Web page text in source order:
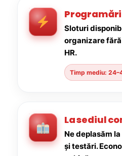
Sloturi
organizare
HR.
Timp mediu:
La sediul
Ne deplasăm
și testări.